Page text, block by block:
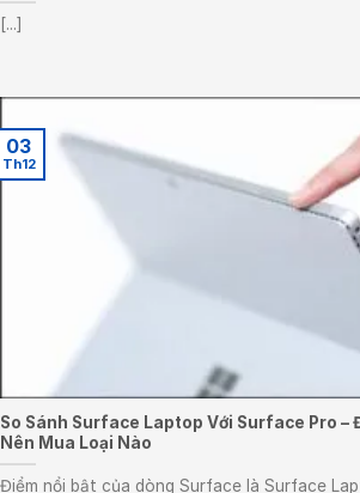
[...]
So Sánh Surface Laptop Với Surface Pro –
Nên Mua Loại Nào
Điểm nổi bật của dòng Surface là Surface
03
Th12